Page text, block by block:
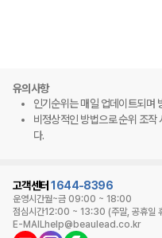
유의사항
인기순위는 매일 업데이트되며
비정상적인 방법으로 순위 조작
다.
고객센터 1644-8396
운영시간월~금 09:00 ~ 18:00
점심시간12:00 ~ 13:30 (주말, 공휴일
E-MAILhelp@beaulead.co.kr